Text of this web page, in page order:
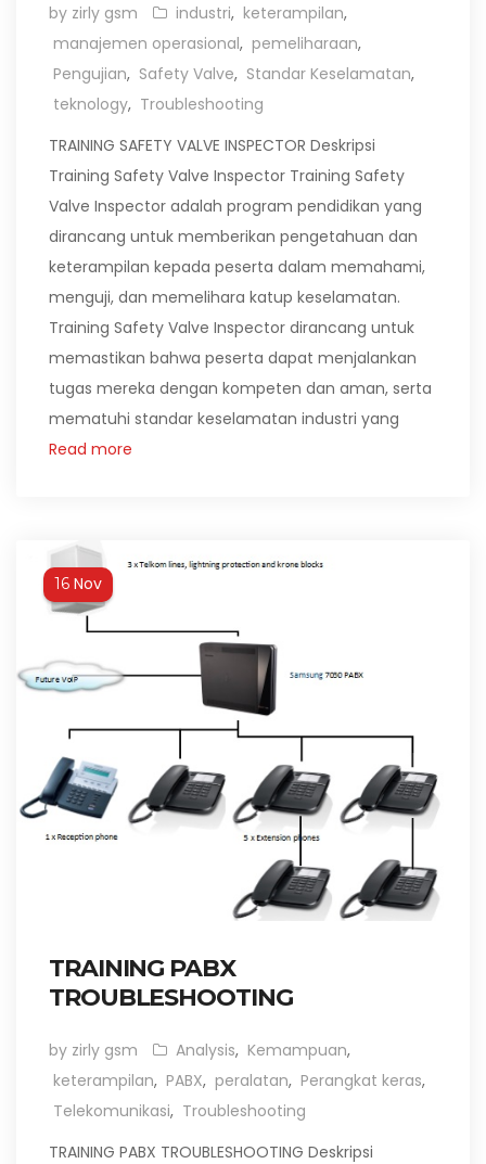
by zirly gsm industri, keterampilan,
manajemen operasional, pemeliharaan,
Pengujian, Safety Valve, Standar Keselamatan,
teknology, Troubleshooting
TRAINING SAFETY VALVE INSPECTOR Deskripsi
Training Safety Valve Inspector Training Safety
Valve Inspector adalah program pendidikan yang
dirancang untuk memberikan pengetahuan dan
keterampilan kepada peserta dalam memahami,
menguji, dan memelihara katup keselamatan.
Training Safety Valve Inspector dirancang untuk
memastikan bahwa peserta dapat menjalankan
tugas mereka dengan kompeten dan aman, serta
mematuhi standar keselamatan industri yang
Read more
16 Nov
TRAINING PABX
TROUBLESHOOTING
by zirly gsm Analysis, Kemampuan,
keterampilan, PABX, peralatan, Perangkat keras,
Telekomunikasi, Troubleshooting
TRAINING PABX TROUBLESHOOTING Deskripsi